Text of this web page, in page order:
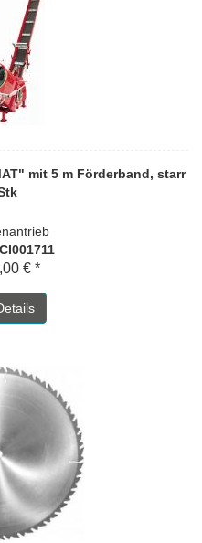
mit 5 m Förderband, starr
€ *